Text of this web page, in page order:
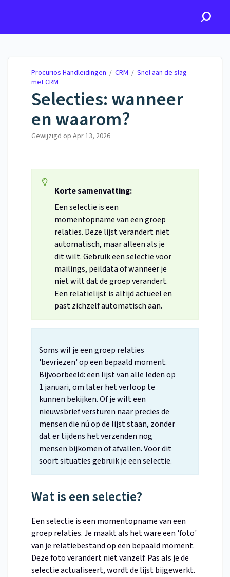
Procurios Handleidingen / CRM / Snel aan de slag
met CRM
Selecties: wanneer
en waarom?
Gewijzigd op Apr 13, 2026
Korte samenvatting:
Een selectie is een
momentopname van een groep
relaties. Deze lijst verandert niet
automatisch, maar alleen als je
dit wilt. Gebruik een selectie voor
mailings, peildata of wanneer je
niet wilt dat de groep verandert.
Een relatielijst is altijd actueel en
past zichzelf automatisch aan.
Soms wil je een groep relaties
'bevriezen' op een bepaald moment.
Bijvoorbeeld: een lijst van alle leden op
1 januari, om later het verloop te
kunnen bekijken. Of je wilt een
nieuwsbrief versturen naar precies de
mensen die nú op de lijst staan, zonder
dat er tijdens het verzenden nog
mensen bijkomen of afvallen. Voor dit
soort situaties gebruik je een selectie.
Wat is een selectie?
Een selectie is een momentopname van een
groep relaties. Je maakt als het ware een 'foto'
van je relatiebestand op een bepaald moment.
Deze foto verandert niet vanzelf. Pas als je de
selectie actualiseert, wordt de lijst bijgewerkt.